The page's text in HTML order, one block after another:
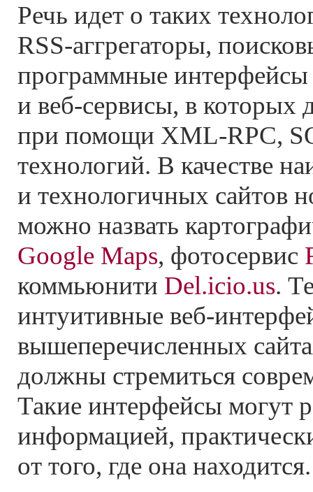
Речь идет о таких
RSS-аггрегаторы,
программные
и веб-сервисы, в которых
при помощи XML-RPC,
технологий. В качестве
и технологичных сайтов
можно назвать
Google Maps, фотосервис
коммьюнити Del.icio.us.
интуитивные веб-
вышеперечисленных
должны стремиться
Такие интерфейсы могут
информацией,
от того, где она находится.